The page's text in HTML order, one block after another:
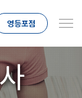
영등포점